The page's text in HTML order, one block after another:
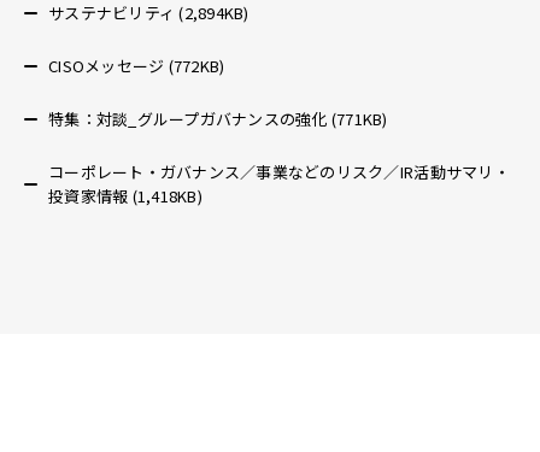
サステナビリティ (2,894KB)
CISOメッセージ (772KB)
特集：対談_グループガバナンスの強化 (771KB)
コーポレート・ガバナンス／事業などのリスク／IR活動サマリ・
投資家情報 (1,418KB)